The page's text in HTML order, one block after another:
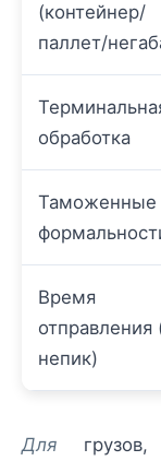
(контейнер/
паллет/
обработка
Таможенные
Время
отправления
непик)
Для